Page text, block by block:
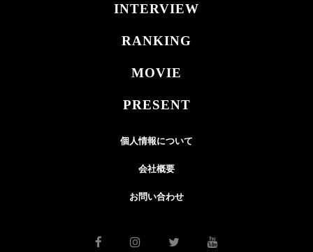
INTERVIEW
RANKING
MOVIE
PRESENT
個人情報について
会社概要
お問い合わせ